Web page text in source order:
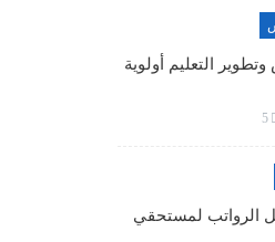
التعليم أولوية
5
الرواتب لمستحقي